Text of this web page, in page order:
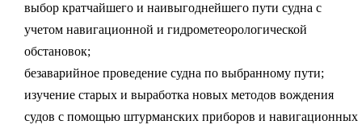
выбор кратчайшего и наивыгоднейшего пути судна с
учетом навигационной и гидрометеорологической
обстановок;
безаварийное проведение судна по выбранному пути;
изучение старых и выработка новых методов вождения
судов с помощью штурманских приборов и навигационных